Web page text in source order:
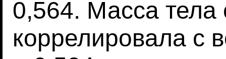
0,564. Масса тела
коррелировала с